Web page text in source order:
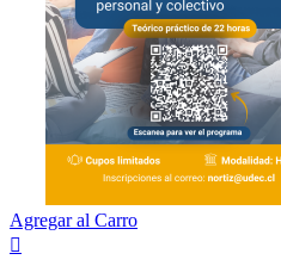
Agregar al Carro
